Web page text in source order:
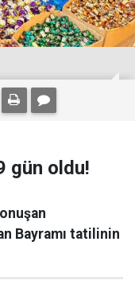
gün oldu!
Bayramı tatilinin